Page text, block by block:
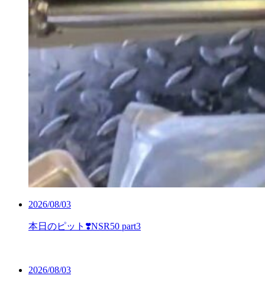
2026/08/03
本日のピット❣️NSR50 part3
2026/08/03